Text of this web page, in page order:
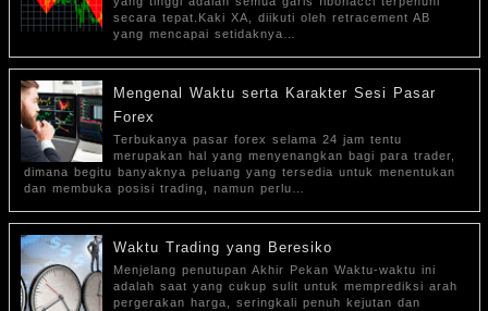
secara tepat.Kaki XA, diikuti oleh retracement AB
yang mencapai setidaknya…
Mengenal Waktu serta Karakter Sesi Pasar
Forex
Terbukanya pasar forex selama 24 jam tentu
merupakan hal yang menyenangkan bagi para trader,
dimana begitu banyaknya peluang yang tersedia untuk menentukan
dan membuka posisi trading, namun perlu…
Waktu Trading yang Beresiko
Menjelang penutupan Akhir Pekan Waktu-waktu ini
adalah saat yang cukup sulit untuk memprediksi arah
pergerakan harga, seringkali penuh kejutan dan